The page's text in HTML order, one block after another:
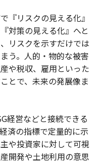
『リスクの見える化』
対策の見える化』へと
リスクを示すだけでは
う。人的・物的な被害
や税収、雇用といった
とで、未来の発展像ま
経営などと接続できる
済の指標で定量的に示
や投資家に対して可視
開発や土地利用の意思